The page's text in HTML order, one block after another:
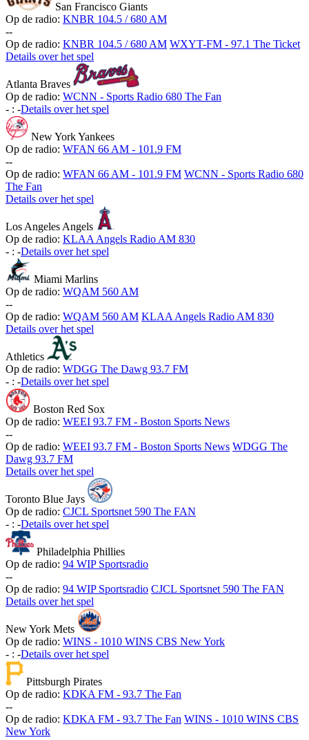
San Francisco Giants
Op de radio: KNBR 104.5 / 680 AM
--
Op de radio: KNBR 104.5 / 680 AM WXYT-FM - 97.1 The Ticket
Details over het spel
Atlanta Braves
Op de radio: WCNN - Sports Radio 680 The Fan
- : -Details over het spel
New York Yankees
Op de radio: WFAN 66 AM - 101.9 FM
--
Op de radio: WFAN 66 AM - 101.9 FM WCNN - Sports Radio 680
The Fan
Details over het spel
Los Angeles Angels
Op de radio: KLAA Angels Radio AM 830
- : -Details over het spel
Miami Marlins
Op de radio: WQAM 560 AM
--
Op de radio: WQAM 560 AM KLAA Angels Radio AM 830
Details over het spel
Athletics
Op de radio: WDGG The Dawg 93.7 FM
- : -Details over het spel
Boston Red Sox
Op de radio: WEEI 93.7 FM - Boston Sports News
--
Op de radio: WEEI 93.7 FM - Boston Sports News WDGG The
Dawg 93.7 FM
Details over het spel
Toronto Blue Jays
Op de radio: CJCL Sportsnet 590 The FAN
- : -Details over het spel
Philadelphia Phillies
Op de radio: 94 WIP Sportsradio
--
Op de radio: 94 WIP Sportsradio CJCL Sportsnet 590 The FAN
Details over het spel
New York Mets
Op de radio: WINS - 1010 WINS CBS New York
- : -Details over het spel
Pittsburgh Pirates
Op de radio: KDKA FM - 93.7 The Fan
--
Op de radio: KDKA FM - 93.7 The Fan WINS - 1010 WINS CBS
New York